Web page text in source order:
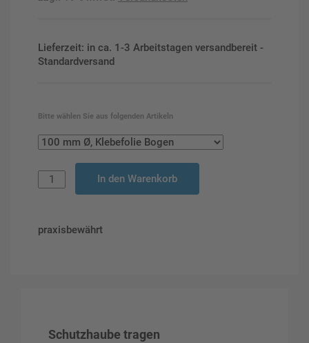
Lieferzeit: in ca. 1-3 Arbeitstagen versandbereit -
Standardversand
Bitte wählen Sie aus folgenden Artikeln
In den Warenkorb
praxisbewährt
Schutzhaube tragen